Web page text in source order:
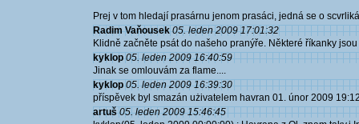
Prej v tom hledají prasárnu jenom prasáci, jedná se o
Radim Vaňousek 05. leden 2009 17:01:32
Klidně začněte psát do našeho pranýře. Některé říkanky
kyklop 05. leden 2009 16:40:59
Jinak se omlouvám za flame....
kyklop 05. leden 2009 16:39:30
příspěvek byl smazán użivatelem havran 01. únor 2009
artuš 05. leden 2009 15:46:45